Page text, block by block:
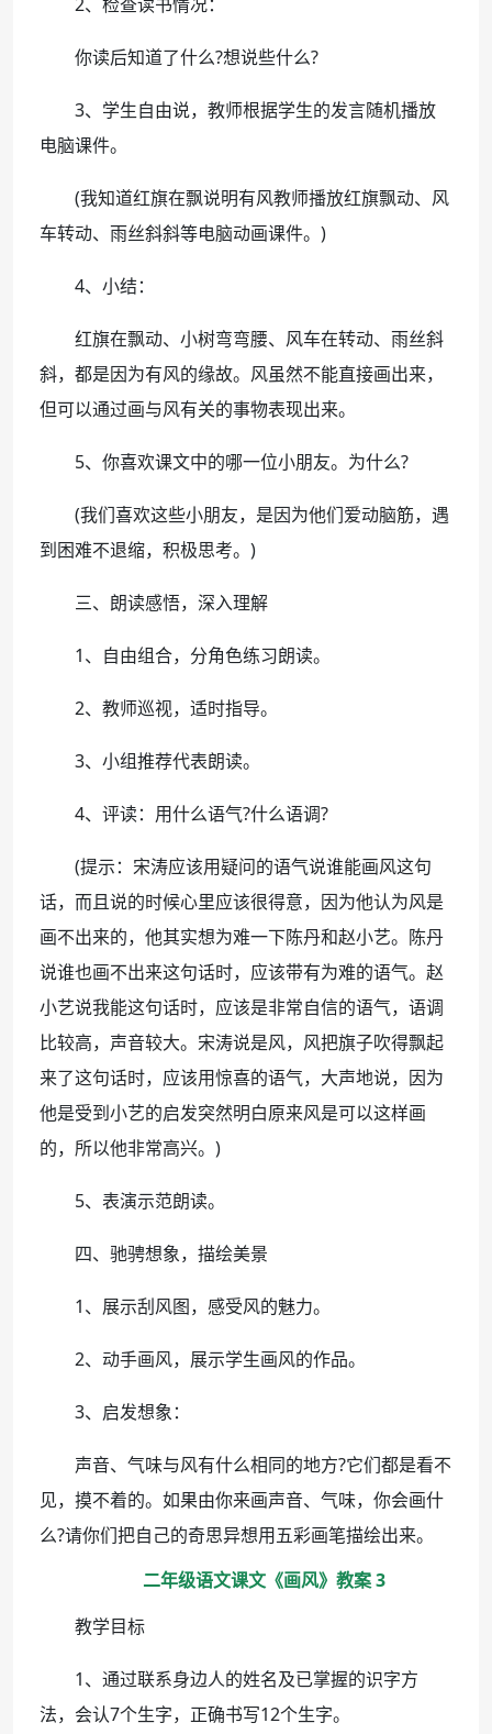
你读后知道了什么?想说些什么?
3、学生自由说，教师根据学生的发言随机播放
电脑课件。
(我知道红旗在飘说明有风教师播放红旗飘动、风
车转动、雨丝斜斜等电脑动画课件。)
4、小结：
红旗在飘动、小树弯弯腰、风车在转动、雨丝斜
斜，都是因为有风的缘故。风虽然不能直接画出来，
但可以通过画与风有关的事物表现出来。
5、你喜欢课文中的哪一位小朋友。为什么?
(我们喜欢这些小朋友，是因为他们爱动脑筋，遇
到困难不退缩，积极思考。)
三、朗读感悟，深入理解
1、自由组合，分角色练习朗读。
2、教师巡视，适时指导。
3、小组推荐代表朗读。
4、评读：用什么语气?什么语调?
(提示：宋涛应该用疑问的语气说谁能画风这句
话，而且说的时候心里应该很得意，因为他认为风是
画不出来的，他其实想为难一下陈丹和赵小艺。陈丹
说谁也画不出来这句话时，应该带有为难的语气。赵
小艺说我能这句话时，应该是非常自信的语气，语调
比较高，声音较大。宋涛说是风，风把旗子吹得飘起
来了这句话时，应该用惊喜的语气，大声地说，因为
他是受到小艺的启发突然明白原来风是可以这样画
的，所以他非常高兴。)
5、表演示范朗读。
四、驰骋想象，描绘美景
1、展示刮风图，感受风的魅力。
2、动手画风，展示学生画风的作品。
3、启发想象：
声音、气味与风有什么相同的地方?它们都是看不
见，摸不着的。如果由你来画声音、气味，你会画什
么?请你们把自己的奇思异想用五彩画笔描绘出来。
二年级语文课文《画风》教案 3
教学目标
1、通过联系身边人的姓名及已掌握的识字方
法，会认7个生字，正确书写12个生字。